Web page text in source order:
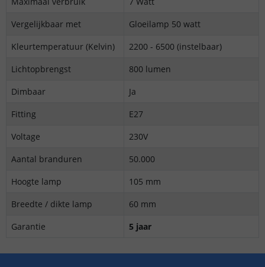
Vergelijkbaar met
Gloeilamp 50 watt
Kleurtemperatuur (Kelvin)
2200 - 6500 (instelbaar)
Lichtopbrengst
800 lumen
Dimbaar
Ja
Fitting
E27
Voltage
230V
Aantal branduren
50.000
Hoogte lamp
105 mm
Breedte / dikte lamp
60 mm
Garantie
5 jaar